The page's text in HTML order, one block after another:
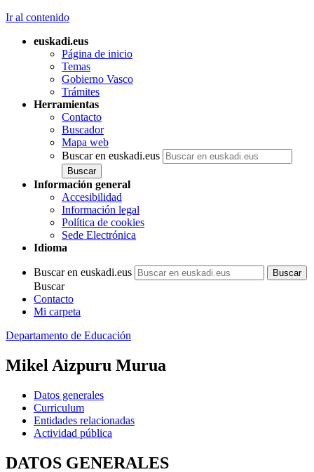
Ir al contenido
euskadi.eus
Página de inicio
Temas
Gobierno Vasco
Trámites
Herramientas
Contacto
Buscador
Mapa web
Buscar en euskadi.eus
Información general
Accesibilidad
Información legal
Política de cookies
Sede Electrónica
Idioma
Buscar en euskadi.eus
Buscar
Contacto
Mi carpeta
Departamento de Educación
Mikel Aizpuru Murua
Datos generales
Curriculum
Entidades relacionadas
Actividad pública
DATOS GENERALES